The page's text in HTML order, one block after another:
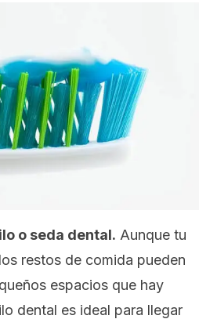
o seda dental. Aunque tu
restos de comida pueden
espacios que hay
dental es ideal para llegar